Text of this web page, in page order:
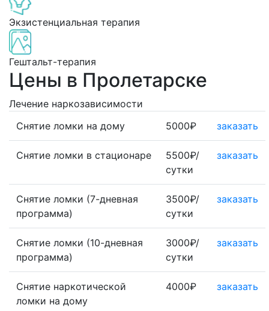
Экзистенциальная терапия
Гештальт-терапия
Цены в Пролетарске
Лечение наркозависимости
Снятие ломки на дому
5000₽ заказать
Снятие ломки в стационаре
5500₽/
сутки
заказать
Снятие ломки (7-дневная
программа)
3500₽/
сутки
заказать
Снятие ломки (10-дневная
программа)
3000₽/
сутки
заказать
Снятие наркотической
ломки на дому
4000₽ заказать